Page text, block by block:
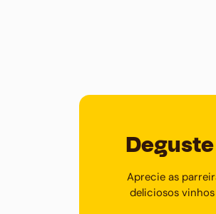
Aprecie as
deliciosos